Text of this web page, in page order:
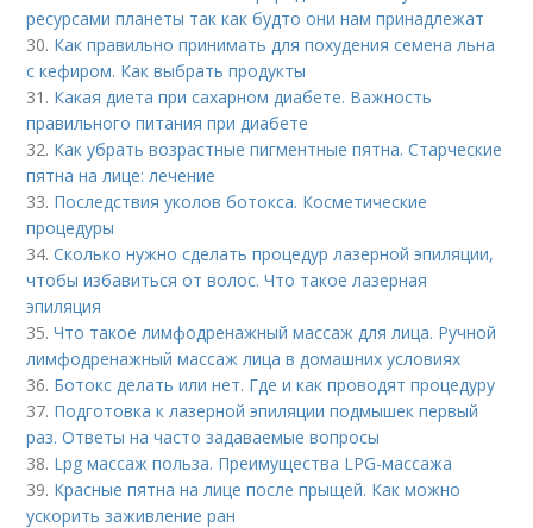
ресурсами планеты так как будто они нам принадлежат
30. Как правильно принимать для похудения семена льна
с кефиром. Как выбрать продукты
31. Какая диета при сахарном диабете. Важность
правильного питания при диабете
32. Как убрать возрастные пигментные пятна. Старческие
пятна на лице: лечение
33. Последствия уколов ботокса. Косметические
процедуры
34.Сколько нужно сделать процедур лазерной эпиляции,
чтобы избавиться от волос. Что такое лазерная
эпиляция
35.Что такое лимфодренажный массаж для лица. Ручной
лимфодренажный массаж лица в домашних условиях
36. Ботокс делать или нет. Где и как проводят процедуру
37. Подготовка к лазерной эпиляции подмышек первый
раз. Ответы на часто задаваемые вопросы
38. Lpg массаж польза. Преимущества LPG-массажа
39. Красные пятна на лице после прыщей. Как можно
ускорить заживление ран